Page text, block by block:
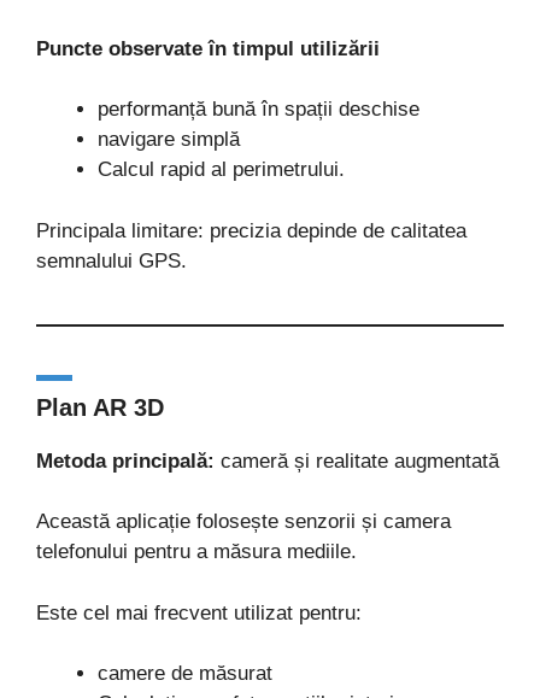
Puncte observate în timpul utilizării
performanță bună în spații deschise
navigare simplă
Calcul rapid al perimetrului.
Principala limitare: precizia depinde de calitatea
semnalului GPS.
Plan AR 3D
Metoda principală: cameră și realitate augmentată
Această aplicație folosește senzorii și camera
telefonului pentru a măsura mediile.
Este cel mai frecvent utilizat pentru:
camere de măsurat